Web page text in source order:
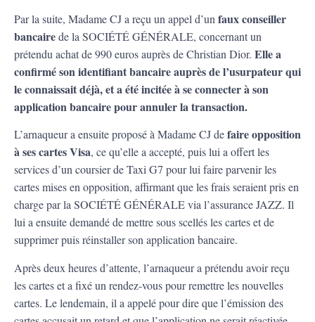
Par la suite, Madame CJ a reçu un appel d’un faux conseiller
bancairede la SOCIÉTÉ GÉNÉRALE, concernant un
prétendu achat de 990 euros auprès de Christian Dior. Elle a
confirmé son identifiant bancaire auprès de l’usurpateur qui
le connaissait déjà, et a été incitée à se connecter à son
application bancaire pour annuler la transaction.
L’arnaqueur a ensuite proposé à Madame CJ defaire opposition
à ses cartes Visa, ce qu’elle a accepté, puis lui a offert les
services d’un coursier de Taxi G7 pour lui faire parvenir les
cartes mises en opposition, affirmant que les frais seraient pris en
charge par la SOCIÉTÉ GÉNÉRALE via l’assurance JAZZ. Il
lui a ensuite demandé de mettre sous scellés les cartes et de
supprimer puis réinstaller son application bancaire.
Après deux heures d’attente, l’arnaqueur a prétendu avoir reçu
les cartes et a fixé un rendez-vous pour remettre les nouvelles
cartes. Le lendemain, il a appelé pour dire que l’émission des